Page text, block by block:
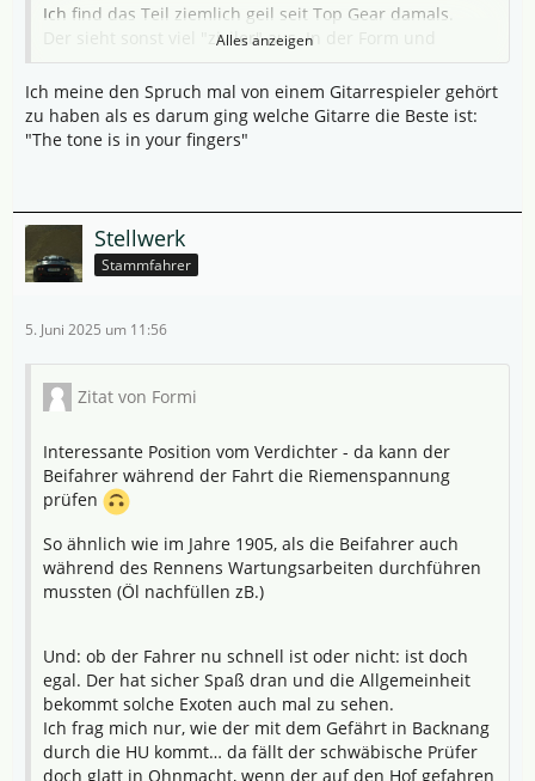
Ich find das Teil ziemlich geil seit Top Gear damals.
Der sieht sonst viel "ziviler" aus. In der Form und
Perspektive ist das ein Formel-Renner für die Straße.
Meiner bräuchte dann vermutlich einen Bart Simpson
Fallout Boy / Radioactive-Man Aufkleber mit einem "auf
zum Atom" irgendwo drauf.
Mittelfeld.
Ich war mal mit meiner Low Budget GSX-R 750 K3 in
Kam ein Typ mit neuerem Porsche Cayenne,
Hänger.
Ducati 1299 Panigale rausgerollt, persönliche
Ausrüstung auch vom Feinsten. (Schickes) Blondes
Fuhr dann deutlich schlechtere Zeiten als ich mit
meiner uralt-Möhre und hat sich zu Beginn des zweiten
Turns schon so gelegt dass er bedröppelt wieder
abgefahren ist.
Da musste vermutlich nicht nur ich innerlich grinsen
Alles anzeigen
Ich meine den Spruch mal von einem Gitarrespieler gehört
zu haben als es darum ging welche Gitarre die Beste ist:
"The tone is in your fingers"
Stellwerk
Stammfahrer
5. Juni 2025 um 11:56
Zitat von Formi
Interessante Position vom Verdichter - da kann der
Beifahrer während der Fahrt die Riemenspannung
prüfen
So ähnlich wie im Jahre 1905, als die Beifahrer auch
während des Rennens Wartungsarbeiten durchführen
mussten (Öl nachfüllen zB.)
Und: ob der Fahrer nu schnell ist oder nicht: ist doch
egal. Der hat sicher Spaß dran und die Allgemeinheit
bekommt solche Exoten auch mal zu sehen.
Ich frag mich nur, wie der mit dem Gefährt in Backnang
durch die HU kommt… da fällt der schwäbische Prüfer
doch glatt in Ohnmacht, wenn der auf den Hof gefahren